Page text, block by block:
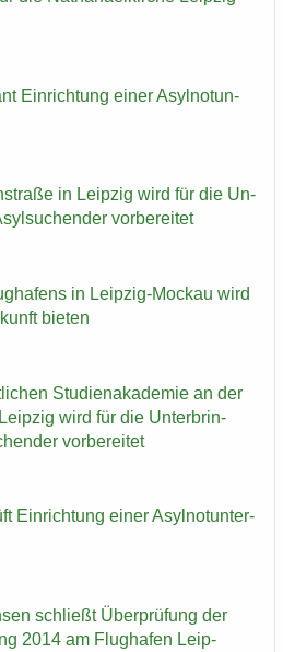
Ein­rich­tung einer Asyl­not­un­
in Leip­zig wird für die Un­
vor­be­rei­tet
in Leipzig-​Mockau wird
bie­ten
Stu­di­en­aka­de­mie an der
wird für die Un­ter­brin­
vor­be­rei­tet
Ein­rich­tung einer Asyl­not­un­ter­
schließt Über­prü­fung der
2014 am Flug­ha­fen Leip­